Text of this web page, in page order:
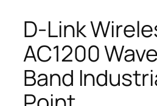
D-Link
AC1200
Band